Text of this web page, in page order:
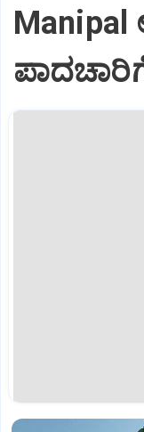
Manipal